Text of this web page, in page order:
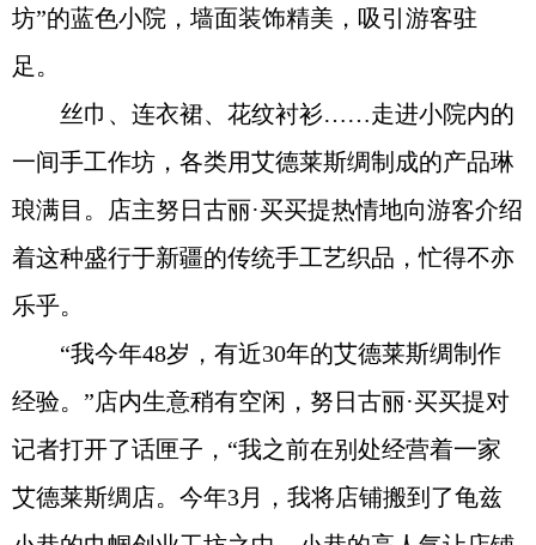
坊”的蓝色小院，墙面装饰精美，吸引游客驻
足。
丝巾、连衣裙、花纹衬衫……走进小院内的
一间手工作坊，各类用艾德莱斯绸制成的产品琳
琅满目。店主努日古丽·买买提热情地向游客介绍
着这种盛行于新疆的传统手工艺织品，忙得不亦
乐乎。
“我今年48岁，有近30年的艾德莱斯绸制作
经验。”店内生意稍有空闲，努日古丽·买买提对
记者打开了话匣子，“我之前在别处经营着一家
艾德莱斯绸店。今年3月，我将店铺搬到了龟兹